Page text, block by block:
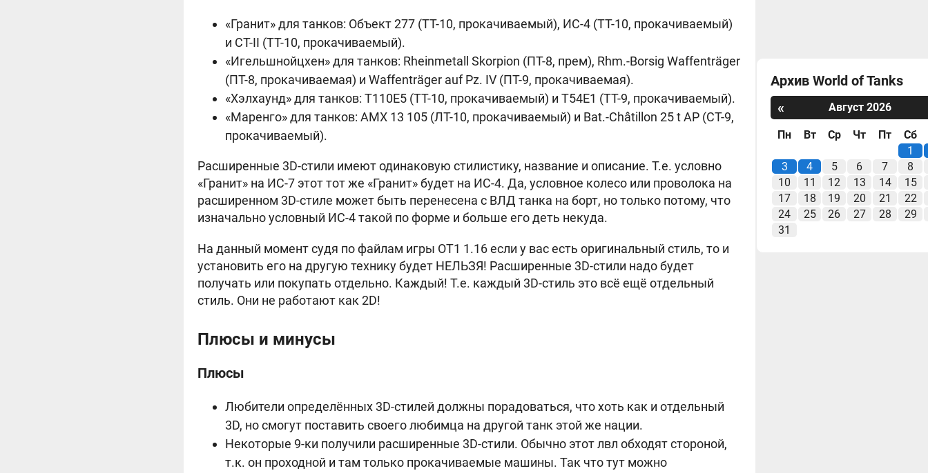
«Гранит» для танков: Объект 277 (ТТ-10, прокачиваемый), ИС-4 (ТТ-10, прокачиваемый)
и СТ-II (ТТ-10, прокачиваемый).
«Игельшнойцхен» для танков: Rheinmetall Skorpion (ПТ-8, прем), Rhm.-Borsig Waffenträger
(ПТ-8, прокачиваемая) и Waffenträger auf Pz. IV (ПТ-9, прокачиваемая).
«Хэлхаунд» для танков: T110E5 (ТТ-10, прокачиваемый) и T54E1 (ТТ-9, прокачиваемый).
«Маренго» для танков: AMX 13 105 (ЛТ-10, прокачиваемый) и Bat.-Châtillon 25 t AP (СТ-9,
прокачиваемый).
Расширенные 3D-cтили имеют одинаковую стилистику, название и описание. Т.е. условно
«Гранит» на ИС-7 этот тот же «Гранит» будет на ИС-4. Да, условное колесо или проволока на
расширенном 3D-стиле может быть перенесена с ВЛД танка на борт, но только потому, что
изначально условный ИС-4 такой по форме и больше его деть некуда.
На данный момент судя по файлам игры OT1 1.16 если у вас есть оригинальный стиль, то и
установить его на другую технику будет НЕЛЬЗЯ! Расширенные 3D-стили надо будет
получать или покупать отдельно. Каждый! Т.е. каждый 3D-стиль это всё ещё отдельный
стиль. Они не работают как 2D!
Плюсы и минусы
Плюсы
Любители определённых 3D-стилей должны порадоваться, что хоть как и отдельный
3D, но смогут поставить своего любимца на другой танк этой же нации.
Некоторые 9-ки получили расширенные 3D-стили. Обычно этот лвл обходят стороной,
т.к. он проходной и там только прокачиваемые машины. Так что тут можно
Архив World of Tanks
«
Август 2026
Пн Вт Ср Чт Пт
Сб
1
3
4 5 6 7
8
10
11 12 13 14
15
17
18 19 20 21
22
24
25 26 27 28
29
31